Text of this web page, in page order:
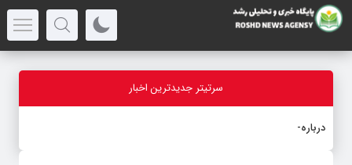
سرتیتر جدیدترین اخبار
درباره قابل